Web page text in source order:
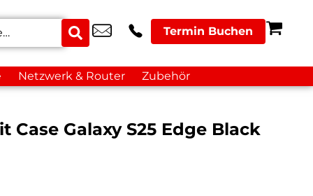
Termin Buchen
Netzwerk & Router Zubehör
Case Galaxy S25 Edge Black